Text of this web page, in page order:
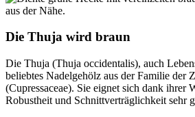
Die Thuja wird braun
Die Thuja (Thuja occidentalis), auch
beliebtes Nadelgehölz aus der Familie der
(Cupressaceae). Sie eignet sich dank ihrer
Robustheit und Schnittverträglichkeit sehr